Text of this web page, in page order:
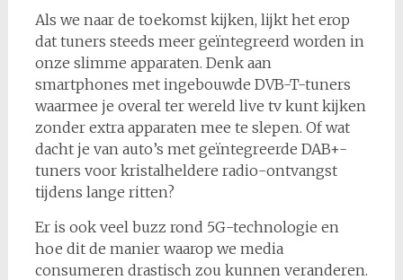
Als we naar de toekomst kijken, lijkt het erop
dat tuners steeds meer geïntegreerd worden in
onze slimme apparaten. Denk aan
smartphones met ingebouwde DVB-T-tuners
waarmee je overal ter wereld live tv kunt kijken
zonder extra apparaten mee te slepen. Of wat
dacht je van auto’s met geïntegreerde DAB+-
tuners voor kristalheldere radio-ontvangst
tijdens lange ritten?
Er is ook veel buzz rond 5G-technologie en
hoe dit de manier waarop we media
consumeren drastisch zou kunnen veranderen.